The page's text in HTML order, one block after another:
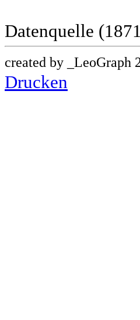
Datenquelle
created by _LeoGraph
Drucken